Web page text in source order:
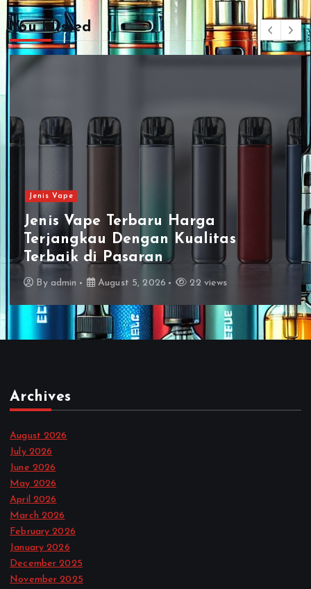
You Missed
Jenis Vape
Jenis Vape Terbaru Harga
Terjangkau Dengan Kualitas
Terbaik di Pasaran
By admin August 5, 2026 22 views
Archives
August 2026
July 2026
June 2026
May 2026
April 2026
March 2026
February 2026
January 2026
December 2025
November 2025